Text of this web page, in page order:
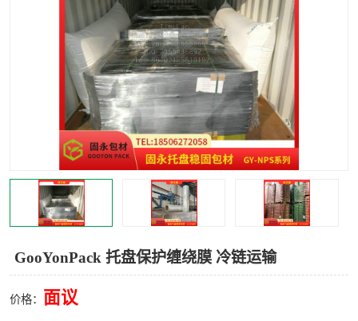
GooYonPack 托盘保护缠绕膜 冷链运输
价格： 面议
缠绕膜
托盘裹包网兜
托盘捆绑带